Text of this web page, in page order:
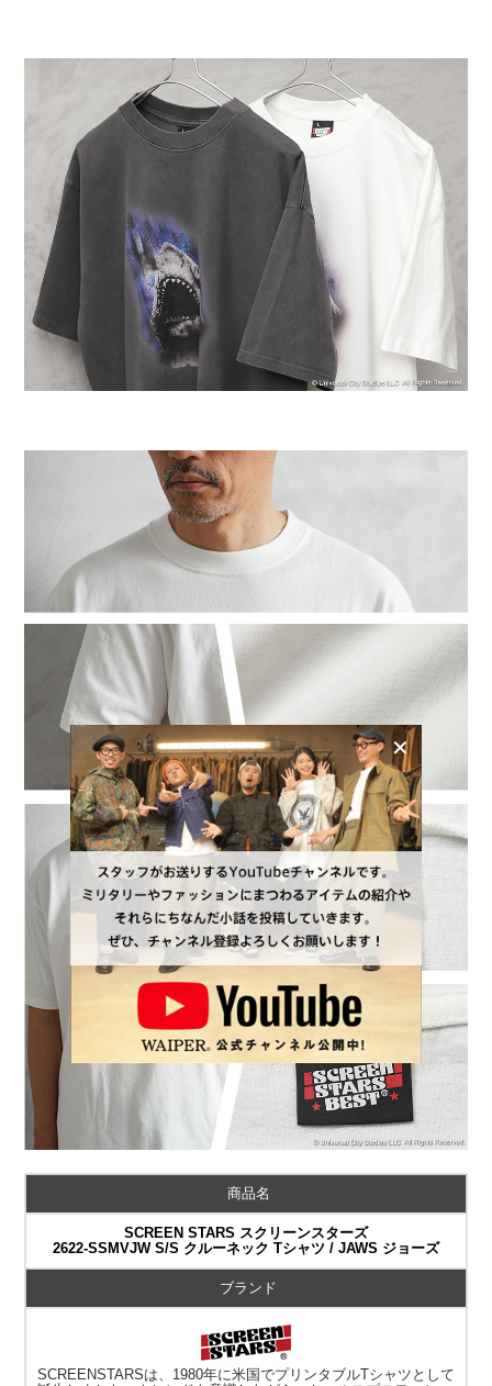
商品名
SCREEN STARS スクリーンスターズ
2622-SSMVJW S/S クルーネック Tシャツ / JAWS ジョーズ
ブランド
SCREENSTARSは、1980年に米国でプリンタブルTシャツとして